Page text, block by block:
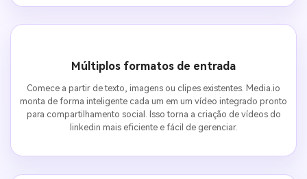
Múltiplos formatos de entrada
Comece a partir de texto, imagens ou clipes existentes. Media.io
monta de forma inteligente cada um em um vídeo integrado pronto
para compartilhamento social. Isso torna a criação de vídeos do
linkedin mais eficiente e fácil de gerenciar.